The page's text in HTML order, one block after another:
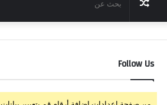
مقال
عشوائي
Follow Us